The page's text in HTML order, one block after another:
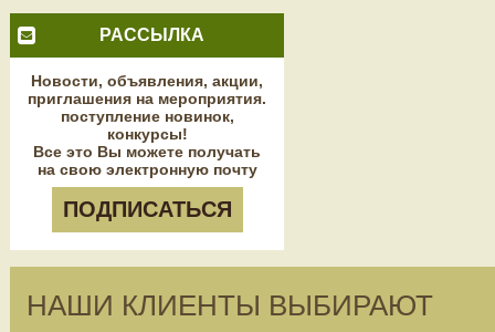
РАССЫЛКА
Новости, объявления, акции,
приглашения на мероприятия.
поступление новинок,
конкурсы!
Все это Вы можете получать
на свою электронную почту
ПОДПИСАТЬСЯ
НАШИ КЛИЕНТЫ ВЫБИРАЮТ